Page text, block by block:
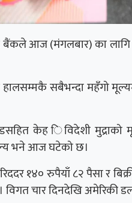
बैंकले आज (मंगलबार) का लागि
सबैभन्दा महँगो
केह िविदेशी
भने आज घटेको छ।
१४० रुपैयाँ ८२ पैसा र
चार दिनदेखि अमेरिकी